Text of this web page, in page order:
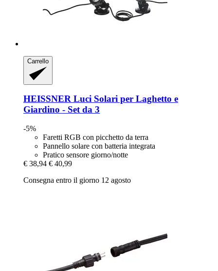
Carrello
HEISSNER Luci Solari per Laghetto e
Giardino -​ Set da 3
-5%
Faretti RGB con picchetto da terra
Pannello solare con batteria integrata
Pratico sensore giorno/notte
€ 38,94 € 40,99
Consegna entro il giorno 12 agosto